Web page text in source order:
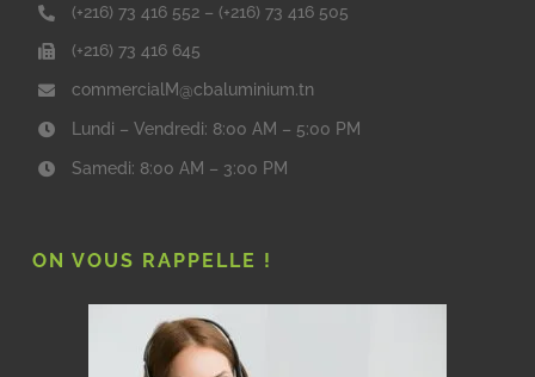
(+216) 73 416 552 – (+216) 73 416 505
(+216) 73 416 645
commercialM@cbaluminium.tn
Lundi – Vendredi: 8:00 AM – 5:00 PM
Samedi: 8:00 AM – 3:00 PM
ON VOUS RAPPELLE !